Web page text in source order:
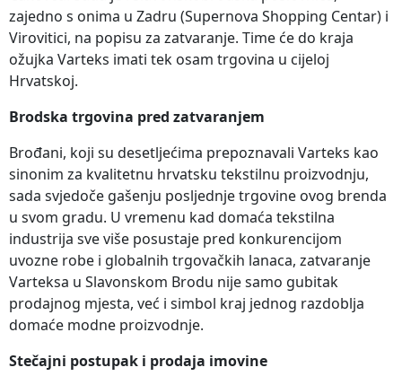
zajedno s onima u Zadru (Supernova Shopping Centar) i
Virovitici, na popisu za zatvaranje. Time će do kraja
ožujka Varteks imati tek osam trgovina u cijeloj
Hrvatskoj.
Brodska trgovina pred zatvaranjem
Brođani, koji su desetljećima prepoznavali Varteks kao
sinonim za kvalitetnu hrvatsku tekstilnu proizvodnju,
sada svjedoče gašenju posljednje trgovine ovog brenda
u svom gradu. U vremenu kad domaća tekstilna
industrija sve više posustaje pred konkurencijom
uvozne robe i globalnih trgovačkih lanaca, zatvaranje
Varteksa u Slavonskom Brodu nije samo gubitak
prodajnog mjesta, već i simbol kraj jednog razdoblja
domaće modne proizvodnje.
Stečajni postupak i prodaja imovine